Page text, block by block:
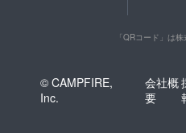
「QRコード」は
© CAMPFIRE,
Inc.
会社概
要